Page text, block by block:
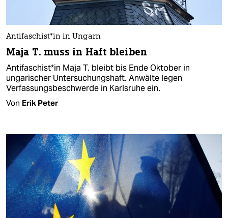
An­ti­fa­schis­t*in in Ungarn
Maja T. muss in Haft bleiben
An­ti­fa­schis­t*in Maja T. bleibt bis Ende Oktober in
ungarischer Untersuchungshaft. Anwälte legen
Verfassungsbeschwerde in Karlsruhe ein.
Von Erik Peter